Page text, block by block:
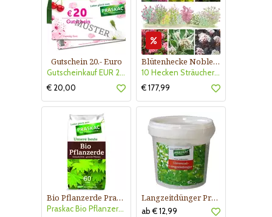
Gutschein 20.- Euro
Gutscheinkauf EUR 20.-
€ 20,00
Blütenhecke Nobless-Kollektion Nr. 402
10 Hecken Sträucher - für 10 lfm Blütenhecke - Blühend März - Oktober
€ 177,99
Bio Pflanzerde Praskac
Praskac Bio Pflanzerde
Langzeitdünger Praskac
ab € 12,99